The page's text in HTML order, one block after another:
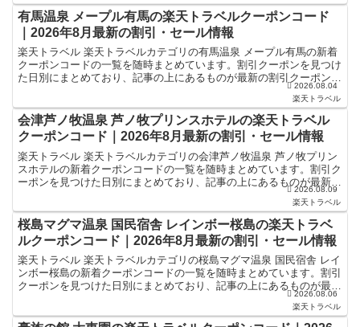
有馬温泉 メープル有馬の楽天トラベルクーポンコード
｜2026年8月最新の割引・セール情報
楽天トラベル 楽天トラベルカテゴリの有馬温泉 メープル有馬の新着
クーポンコードの一覧を随時まとめています。割引クーポンを見つけ
た日別にまとめており、記事の上にあるものが最新の割引クーポンに
なります。ホテル・旅館宿泊の予約などで使えるクーポン...2026.08.04
楽天トラベル
会津芦ノ牧温泉 芦ノ牧プリンスホテルの楽天トラベル
クーポンコード｜2026年8月最新の割引・セール情報
楽天トラベル 楽天トラベルカテゴリの会津芦ノ牧温泉 芦ノ牧プリン
スホテルの新着クーポンコードの一覧を随時まとめています。割引ク
ーポンを見つけた日別にまとめており、記事の上にあるものが最新の
割引クーポンになります。ホテル・旅館宿泊の予約などで...2026.08.09
楽天トラベル
桜島マグマ温泉 国民宿舎 レインボー桜島の楽天トラベ
ルクーポンコード｜2026年8月最新の割引・セール情報
楽天トラベル 楽天トラベルカテゴリの桜島マグマ温泉 国民宿舎 レイ
ンボー桜島の新着クーポンコードの一覧を随時まとめています。割引
クーポンを見つけた日別にまとめており、記事の上にあるものが最新
の割引クーポンになります。ホテル・旅館宿泊の予約な... 2026.08.06
楽天トラベル